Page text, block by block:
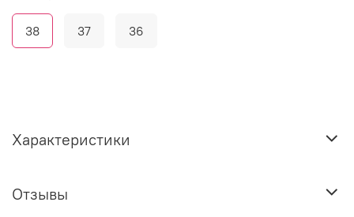
38 37 36
Характеристики
Отзывы